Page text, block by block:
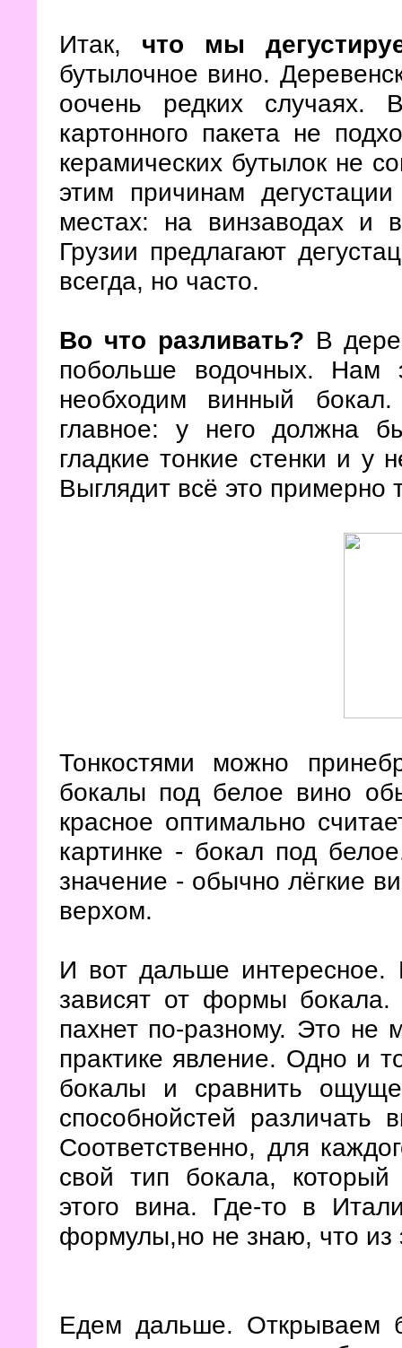
Итак, что мы
бутылочное вино.
оочень редких случаях.
картонного пакета не
керамических бутылок не
этим причинам
местах: на винзаводах и
Грузии предлагают
всегда, но часто.
Во что разливать? В
побольше водочных. Нам
необходим винный
главное: у него должна
гладкие тонкие стенки и
Выглядит всё это примерно
Тонкостями можно
бокалы под белое вино
красное оптимально
картинке - бокал под
значение - обычно лёгкие
верхом.
И вот дальше
зависят от формы
пахнет по-разному. Это не
практике явление. Одно и
бокалы и сравнить
способнойстей различать
Соответственно, для
свой тип бокала, который
этого вина. Где-то в
формулы,но не знаю, что из
Едем дальше. Открываем